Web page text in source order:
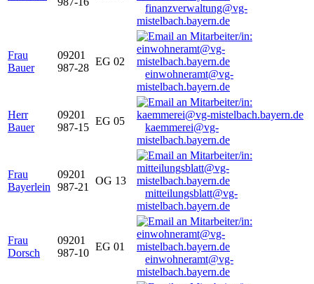
finanzverwaltung@vg-
mistelbach.bayern.de
Frau
Bauer
09201
987-28
EG 02
einwohneramt@vg-
mistelbach.bayern.de
Herr
Bauer
09201
987-15
EG 05
kaemmerei@vg-
mistelbach.bayern.de
Frau
Bayerlein
09201
987-21
OG 13
mitteilungsblatt@vg-
mistelbach.bayern.de
Frau
Dorsch
09201
987-10
EG 01
einwohneramt@vg-
mistelbach.bayern.de